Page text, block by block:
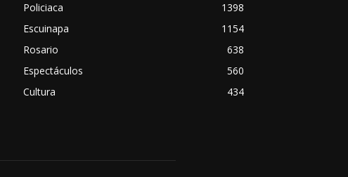
Policiaca
1398
Escuinapa
1154
Rosario
638
Espectáculos
560
Cultura
434